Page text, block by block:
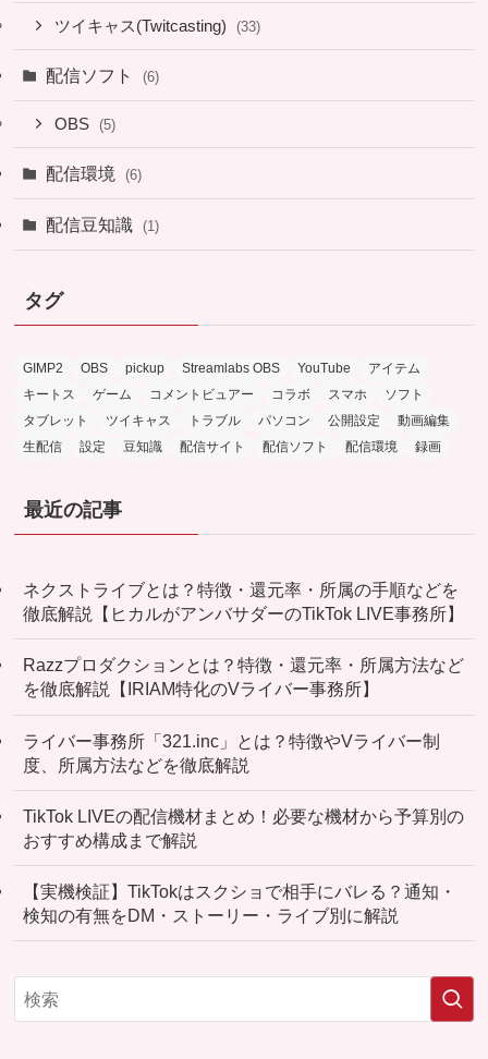
ツイキャス(Twitcasting) (33)
配信ソフト (6)
OBS (5)
配信環境 (6)
配信豆知識 (1)
タグ
GIMP2 OBS pickup Streamlabs OBS YouTube
アイテム
キートス
ゲーム コメントビュアー コラボ スマホ
ソフト
タブレット
ツイキャス トラブル パソコン 公開設定
動画編集
生配信
設定 豆知識 配信サイト 配信ソフト 配信環境 録画
最近の記事
ネクストライブとは？特徴・還元率・所属の手順などを
徹底解説【ヒカルがアンバサダーのTikTok LIVE事務所】
Razzプロダクションとは？特徴・還元率・所属方法など
を徹底解説【IRIAM特化のVライバー事務所】
ライバー事務所「321.inc」とは？特徴やVライバー制
度、所属方法などを徹底解説
TikTok LIVEの配信機材まとめ！必要な機材から予算別の
おすすめ構成まで解説
【実機検証】TikTokはスクショで相手にバレる？通知・
検知の有無をDM・ストーリー・ライブ別に解説